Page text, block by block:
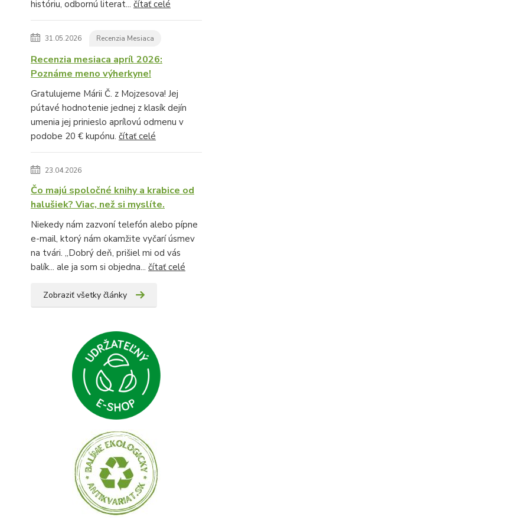
históriu, odbornú literat... čítať celé
31.05.2026 Recenzia Mesiaca
Recenzia mesiaca apríl 2026:
Poznáme meno výherkyne!
Gratulujeme Márii Č. z Mojzesova! Jej
pútavé hodnotenie jednej z klasík dejín
umenia jej prinieslo aprílovú odmenu v
podobe 20 € kupónu. čítať celé
23.04.2026
Čo majú spoločné knihy a krabice od
halušiek? Viac, než si myslíte.
Niekedy nám zazvoní telefón alebo pípne
e-mail, ktorý nám okamžite vyčarí úsmev
na tvári. „Dobrý deň, prišiel mi od vás
balík... ale ja som si objedna... čítať celé
Zobraziť všetky články